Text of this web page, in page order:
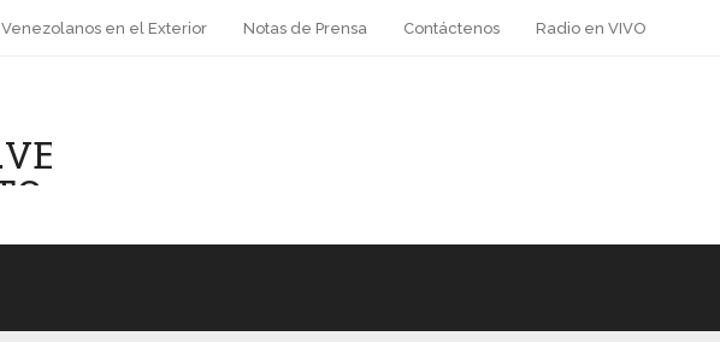
Venezolanos en el Exterior Notas de Prensa Contáctenos Radio en VIVO